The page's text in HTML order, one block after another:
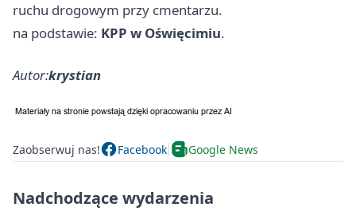
ruchu drogowym przy cmentarzu.
na podstawie: KPP w Oświęcimiu.
Autor:krystian
Zaobserwuj nas! Facebook Google News
Nadchodzące wydarzenia